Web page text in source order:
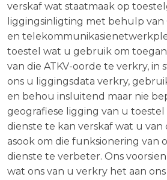
verskaf wat staatmaak op
liggingsinligting met behulp van
en
toestel wat u gebruik om
van die ATKV-oorde te verkry, in
ons u liggingsdata verkry,
en behou insluitend maar nie
geografiese ligging van u
dienste te kan verskaf wat u van
asook om die funksionering van
dienste te verbeter. Ons
wat ons van u verkry het aan